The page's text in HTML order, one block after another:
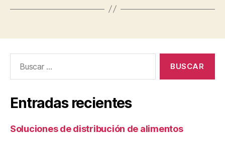
Entradas recientes
Soluciones de distribución de alimentos